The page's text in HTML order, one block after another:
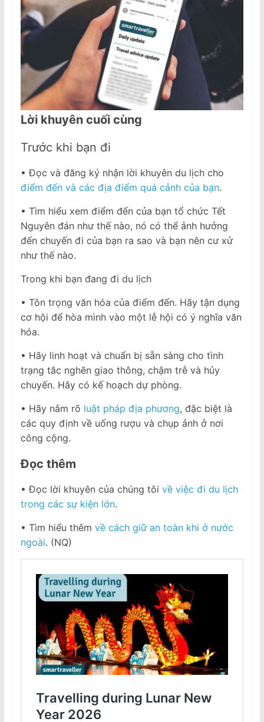
Lời khuyên cuối cùng
Trước khi bạn đi
• Đọc và đăng ký nhận lời khuyên du lịch cho
điểm đến và các địa điểm quá cảnh của bạn.
• Tìm hiểu xem điểm đến của bạn tổ chức Tết
Nguyên đán như thế nào, nó có thể ảnh hưởng
đến chuyến đi của bạn ra sao và bạn nên cư xử
như thế nào.
Trong khi bạn đang đi du lịch
• Tôn trọng văn hóa của điểm đến. Hãy tận dụng
cơ hội để hòa mình vào một lễ hội có ý nghĩa văn
hóa.
• Hãy linh hoạt và chuẩn bị sẵn sàng cho tình
trạng tắc nghẽn giao thông, chậm trễ và hủy
chuyến. Hãy có kế hoạch dự phòng.
• Hãy nắm rõ luật pháp địa phương, đặc biệt là
các quy định về uống rượu và chụp ảnh ở nơi
công cộng.
Đọc thêm
• Đọc lời khuyên của chúng tôi về việc đi du lịch
trong các sự kiện lớn.
• Tìm hiểu thêm về cách giữ an toàn khi ở nước
ngoài. (NQ)